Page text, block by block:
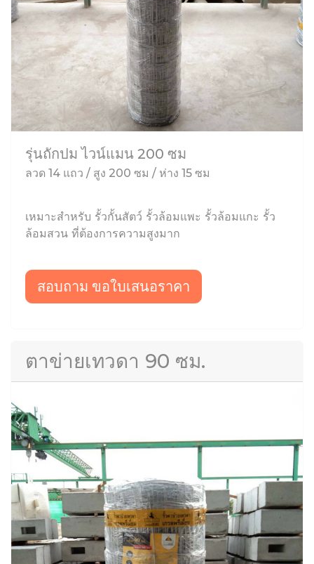
รุ่นถักปม ไวน์แมน 200 ซม
ลวด 14 แถว / สูง 200 ซม / ห่าง 15 ซม
เหมาะสำหรับ รั้วกั้นสัตว์ รั้วล้อมแพะ รั้วล้อมแกะ รั้ว
ล้อมสวน ที่ต้องการความสูงมาก
สอบถาม ขอใบเสนอราคา
ตาข่ายเทวดา 90 ซม.